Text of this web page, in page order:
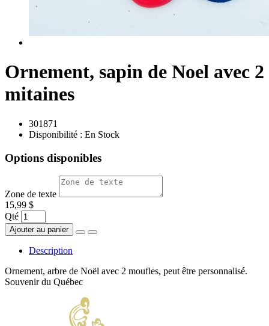
Ornement, sapin de Noel avec 2
mitaines
301871
Disponibilité : En Stock
Options disponibles
Zone de texte
15,99 $
Qté
Ajouter au panier
Description
Ornement, arbre de Noël avec 2 moufles, peut être personnalisé.
Souvenir du Québec